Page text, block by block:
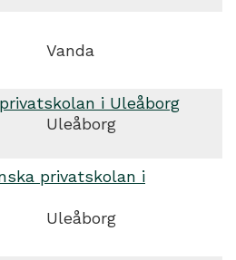
Vanda
i Uleåborg
Uleåborg
privatskolan i
Uleåborg